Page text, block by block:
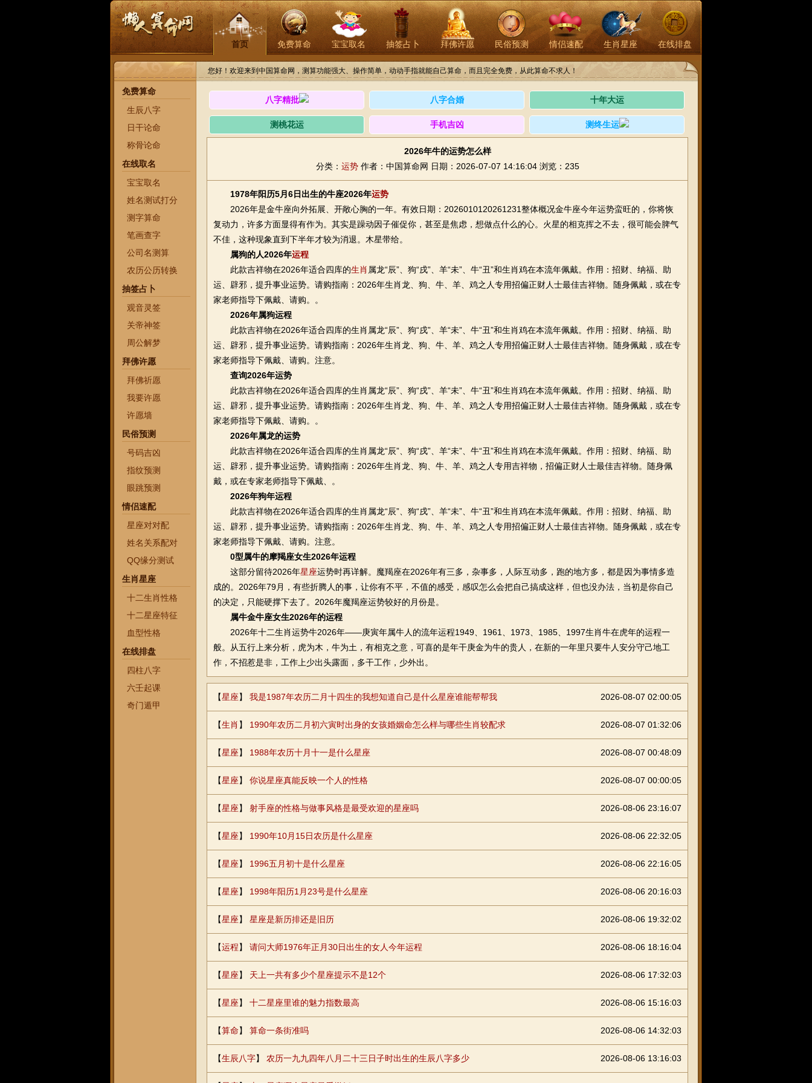
首页 免费算命 宝宝取名 抽签占卜 拜佛许愿 民俗预测 情侣速配 生肖星座 在线排盘
您好！欢迎来到中国算命网，测算功能强大、操作简单，动动手指就能自己算命，而且完全免费，从此算命不求人！
免费算命
生辰八字
日干论命
称骨论命
在线取名
宝宝取名
姓名测试打分
测字算命
笔画查字
公司名测算
农历公历转换
抽签占卜
观音灵签
关帝神签
周公解梦
拜佛许愿
拜佛祈愿
我要许愿
许愿墙
民俗预测
号码吉凶
指纹预测
眼跳预测
情侣速配
星座对对配
姓名关系配对
QQ缘分测试
生肖星座
十二生肖性格
十二星座特征
血型性格
在线排盘
四柱八字
六壬起课
奇门遁甲
八字精批 八字合婚 十年大运
测桃花运 手机吉凶 测终生运
2026年牛的运势怎么样
分类： 运势 作者：中国算命网 日期：2026-07-07 14:16:04 浏览：235
1978年阳历5月6日出生的牛座2026年运势
2026年是金牛座向外拓展、开敞心胸的一年。有效日期：2026010120261231整体概况金牛座今年运势蛮旺的，你将恢
复动力，许多方面显得有作为。其实是躁动因子催促你，甚至是焦虑，想做点什么的心。火星的相克挥之不去，很可能会脾气
不佳，这种现象直到下半年才较为消退。木星带给。
属狗的人2026年运程
此款吉祥物在2026年适合四库的生肖 属龙“辰”、狗“戌”、羊“未”、牛“丑”和生肖鸡在本流年佩戴。作用：招财、纳福、助
运、辟邪，提升事业运势。请购指南：2026年生肖龙、狗、牛、羊、鸡之人专用招偏正财人士最佳吉祥物。随身佩戴，或在专
家老师指导下佩戴、请购。。
2026年属狗运程
此款吉祥物在2026年适合四库的生肖属龙“辰”、狗“戌”、羊“未”、牛“丑”和生肖鸡在本流年佩戴。作用：招财、纳福、助
运、辟邪，提升事业运势。请购指南：2026年生肖龙、狗、牛、羊、鸡之人专用招偏正财人士最佳吉祥物。随身佩戴，或在专
家老师指导下佩戴、请购。注意。
查询2026年运势
此款吉祥物在2026年适合四库的生肖属龙“辰”、狗“戌”、羊“未”、牛“丑”和生肖鸡在本流年佩戴。作用：招财、纳福、助
运、辟邪，提升事业运势。请购指南：2026年生肖龙、狗、牛、羊、鸡之人专用招偏正财人士最佳吉祥物。随身佩戴，或在专
家老师指导下佩戴、请购。。
2026年属龙的运势
此款吉祥物在2026年适合四库的生肖属龙“辰”、狗“戌”、羊“未”、牛“丑”和生肖鸡在本流年佩戴。作用：招财、纳福、助
运、辟邪，提升事业运势。请购指南：2026年生肖龙、狗、牛、羊、鸡之人专用吉祥物，招偏正财人士最佳吉祥物。随身佩
戴，或在专家老师指导下佩戴、。
2026年狗年运程
此款吉祥物在2026年适合四库的生肖属龙“辰”、狗“戌”、羊“未”、牛“丑”和生肖鸡在本流年佩戴。作用：招财、纳福、助
运、辟邪，提升事业运势。请购指南：2026年生肖龙、狗、牛、羊、鸡之人专用招偏正财人士最佳吉祥物。随身佩戴，或在专
家老师指导下佩戴、请购。注意。
0型属牛的摩羯座女生2026年运程
这部分留待2026年星座运势时再详解。魔羯座在2026年有三多，杂事多，人际互动多，跑的地方多，都是因为事情多造
成的。2026年79月，有些折腾人的事，让你有不平，不值的感受，感叹怎么会把自己搞成这样，但也没办法，当初是你自己
的决定，只能硬撑下去了。2026年魔羯座运势较好的月份是。
属牛金牛座女生2026年的运程
2026年十二生肖运势牛2026年——庚寅年属牛人的流年运程1949、1961、1973、1985、1997生肖牛在虎年的运程一
般。从五行上来分析，虎为木，牛为土，有相克之意，可喜的是年干庚金为牛的贵人，在新的一年里只要牛人安分守己地工
作，不招惹是非，工作上少出头露面，多干工作，少外出。
【星座】 我是1987年农历二月十四生的我想知道自己是什么星座谁能帮帮我 2026-08-07 02:00:05
【生肖 】 1990年农历二月初六寅时出身的女孩婚姻命怎么样与哪些生肖较配求 2026-08-07 01:32:06
【星座】 1988年农历十月十一是什么星座 2026-08-07 00:48:09
【星座】 你说星座真能反映一个人的性格 2026-08-07 00:00:05
【星座】 射手座的性格与做事风格是最受欢迎的星座吗 2026-08-06 23:16:07
【星座】 1990年10月15日农历是什么星座 2026-08-06 22:32:05
【星座】 1996五月初十是什么星座 2026-08-06 22:16:05
【星座】 1998年阳历1月23号是什么星座 2026-08-06 20:16:03
【星座】 星座是新历排还是旧历 2026-08-06 19:32:02
【运程】 请问大师1976年正月30日出生的女人今年运程 2026-08-06 18:16:04
【星座】 天上一共有多少个星座提示不是12个 2026-08-06 17:32:03
【星座】 十二星座里谁的魅力指数最高 2026-08-06 15:16:03
【算命】 算命一条街准吗 2026-08-06 14:32:03
【生辰八字】 农历一九九四年八月二十三日子时出生的生辰八字多少 2026-08-06 13:16:03